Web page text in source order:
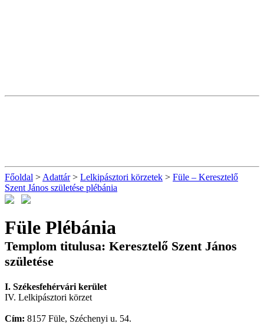
Főoldal > Adattár> Lelkipásztori körzetek > Füle – Keresztelő
Szent János születése plébánia
Füle Plébánia
Templom titulusa: Keresztelő Szent János
születése
I. Székesfehérvári kerület
IV. Lelkipásztori körzet
Cím: 8157 Füle, Széchenyi u. 54.